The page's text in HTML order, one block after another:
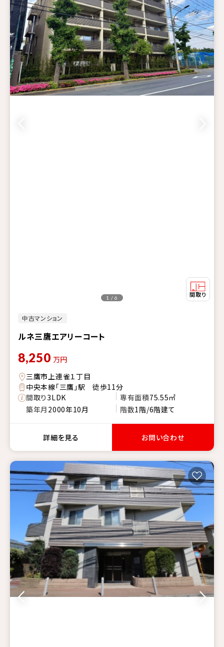
中古マンション
ルネ三鷹エアリーコート
1 / 6
8,250 万円
三鷹市上連雀１丁目
中央本線「三鷹」駅 徒歩11分
間取り3LDK 専有面積75.55㎡
築年月 2000年10月 階数1階/6階建て
詳細を見る お問い合わせ